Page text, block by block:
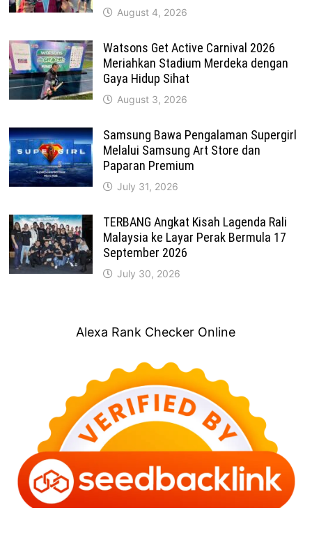
August 4, 2026
Watsons Get Active Carnival 2026
Meriahkan Stadium Merdeka dengan
Gaya Hidup Sihat
August 3, 2026
Samsung Bawa Pengalaman Supergirl
Melalui Samsung Art Store dan
Paparan Premium
July 31, 2026
TERBANG Angkat Kisah Lagenda Rali
Malaysia ke Layar Perak Bermula 17
September 2026
July 30, 2026
Alexa Rank Checker Online